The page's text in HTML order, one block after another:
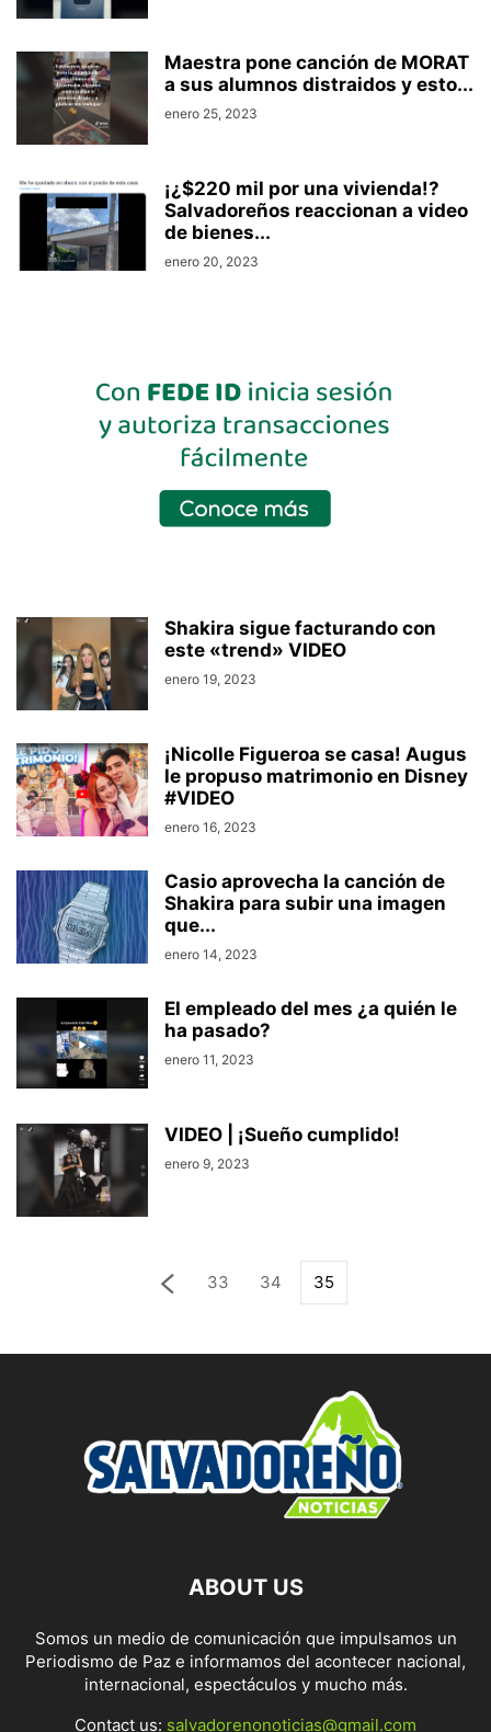
Maestra pone canción de MORAT
a sus alumnos distraidos y esto...
enero 25, 2023
¡¿$220 mil por una vivienda!?
Salvadoreños reaccionan a video
de bienes...
enero 20, 2023
Shakira sigue facturando con
este «trend» VIDEO
enero 19, 2023
¡Nicolle Figueroa se casa! Augus
le propuso matrimonio en Disney
#VIDEO
enero 16, 2023
Casio aprovecha la canción de
Shakira para subir una imagen
que...
enero 14, 2023
El empleado del mes ¿a quién le
ha pasado?
enero 11, 2023
VIDEO | ¡Sueño cumplido!
enero 9, 2023
33 34 35
ABOUT US
Somos un medio de comunicación que impulsamos un
Periodismo de Paz e informamos del acontecer nacional,
internacional, espectáculos y mucho más.
Contact us: salvadorenonoticias@gmail.com